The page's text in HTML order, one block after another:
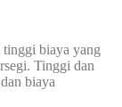
tinggi biaya yang
Tinggi dan
biaya